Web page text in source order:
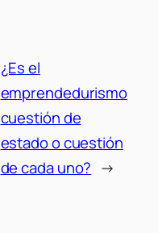
¿Es el
emprendedurismo
cuestión de
estado o cuestión
de cada uno? →